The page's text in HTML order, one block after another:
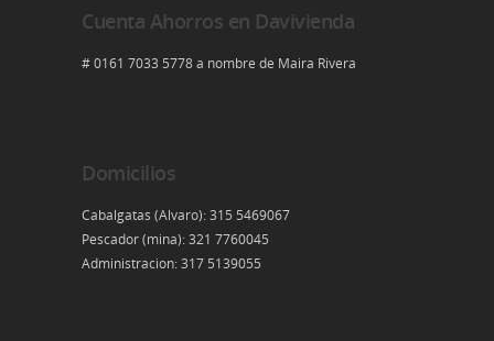
Cuenta Ahorros en Davivienda
# 0161 7033 5778 a nombre de Maira Rivera
Domicilios
Cabalgatas (Alvaro): 315 5469067
Pescador (mina): 321 7760045
Administracion: 317 5139055